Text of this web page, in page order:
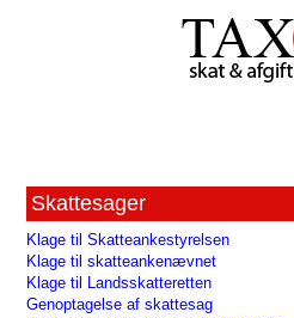
Skattesager
Klage til Skatteankestyrelsen
Klage til skatteankenævnet
Klage til Landsskatteretten
Genoptagelse af skattesag